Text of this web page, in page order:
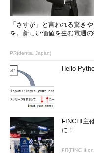
「さすが」と言われる驚き
を。新しい価値を生む電通
PR(dentsu Japan)
Hello
FINCHI主
に！
PR(FINCHI